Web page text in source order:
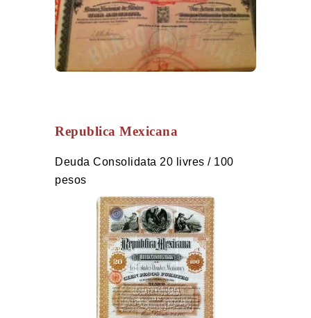
Republica Mexicana
Deuda Consolidata 20 livres / 100
pesos